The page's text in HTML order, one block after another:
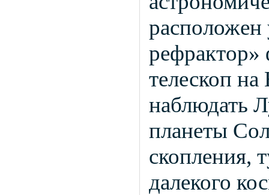
расположен
телескоп
наблюдать
планеты
скопления,
далекого